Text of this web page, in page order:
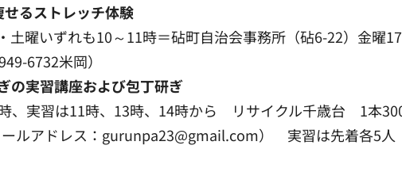
るストレッチ体験
土曜いずれも10～11時＝砧町自治会事務所（砧6-22）金
6732米岡）
実習講座および包丁研ぎ
、実習は11時、13時、14時から リサイクル千歳台 1本
ールアドレス：gurunpa23@gmail.com） 実習は先着各5人